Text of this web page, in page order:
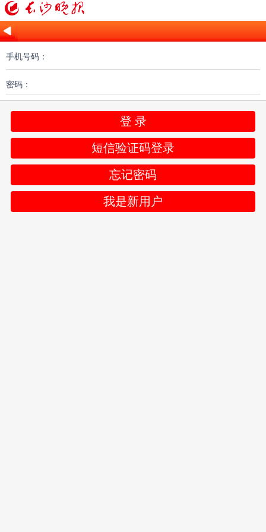
手机号码：
密码：
登 录
短信验证码登录
忘记密码
我是新用户